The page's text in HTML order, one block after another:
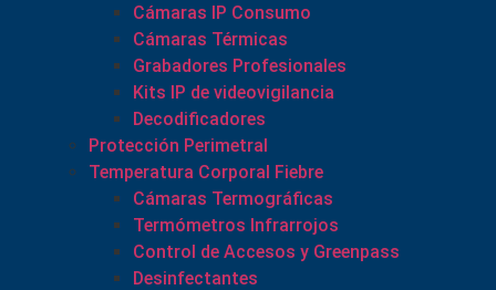
Cámaras IP Consumo
Cámaras Térmicas
Grabadores Profesionales
Kits IP de videovigilancia
Decodificadores
Protección Perimetral
Temperatura Corporal Fiebre
Cámaras Termográficas
Termómetros Infrarrojos
Control de Accesos y Greenpass
Desinfectantes